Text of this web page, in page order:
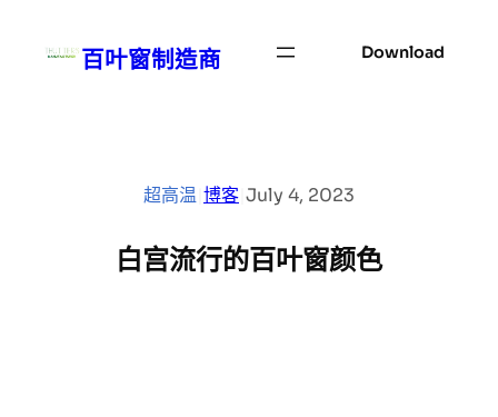
百叶窗制造商 Download
超高温 博客 July 4, 2023
白宫流行的百叶窗颜色